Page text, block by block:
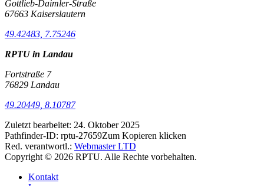
Gottlieb-Daimler-Straße
67663 Kaiserslautern
49.42483, 7.75246
RPTU in Landau
Fortstraße 7
76829 Landau
49.20449, 8.10787
Zuletzt bearbeitet: 24. Oktober 2025
Pathfinder-ID: rptu-27659Zum Kopieren klicken
Red. verantwortl.: Webmaster LTD
Copyright © 2026 RPTU. Alle Rechte vorbehalten.
Kontakt